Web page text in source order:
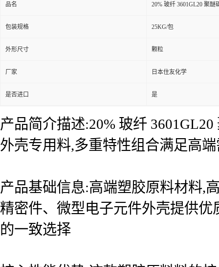
品名 20% 玻纤 3601GL20 聚醚
包装规格 25KG/包
外形尺寸 颗粒
厂家 日本住友化学
是否进口 是
产品简介描述:20% 玻纤
外壳专用料,多重特性组合满足高
产品基础信息:高端塑胶原料材料,
精密件、微型电子元件外壳提供
的一致选择